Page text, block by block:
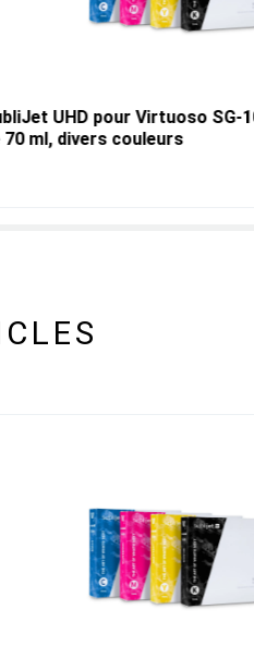
UHD pour Virtuoso SG-
70 ml, divers couleurs